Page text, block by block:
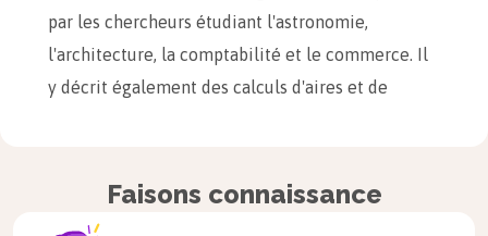
par les chercheurs étudiant l'astronomie,
l'architecture, la comptabilité et le commerce. Il
y décrit également des calculs d'aires et de
théorème qui gardera son nom, le théorème d'Al-
Faisons connaissance